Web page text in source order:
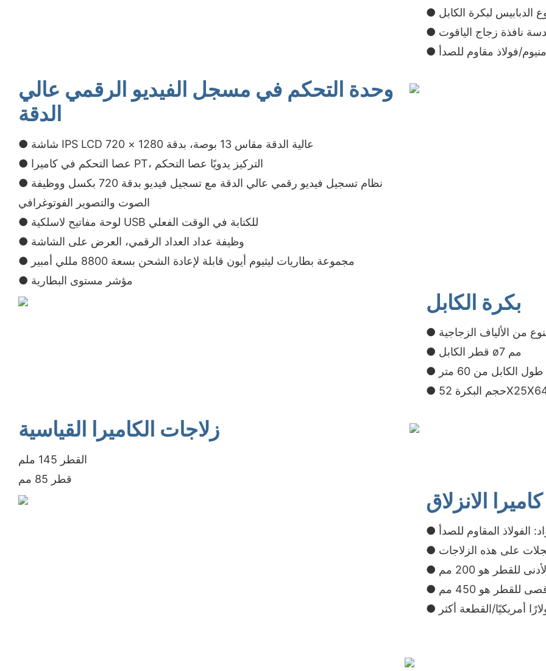
الدبابيس لبكرة الكابل
نافذة زجاج الياقوت
وحدة التحكم في مسجل الفيديو الرقمي عالي
الدقة
● شاشة IPS LCD عالية الدقة مقاس 13 بوصة، بدقة 1280 × 720
● عصا التحكم في كاميرا PT، التركيز يدويًا عصا التحكم
● نظام تسجيل فيديو رقمي عالي الدقة مع تسجيل فيديو بدقة 720 بكسل ووظيفة
الصوت والتصوير الفوتوغرافي
● وظيفة عداد العداد الرقمي، العرض على الشاشة
● مجموعة بطاريات ليثيوم أيون قابلة لإعادة الشحن بسعة 8800 مللي أمبير
بكرة الكابل
● قطر الكابل ø7 مم
● طول الكابل من 60 متر
زلاجات الكاميرا القياسية
القطر 145 ملم
قطر 85 مم
الانزلاق
الفولاذ المقاوم للصدأ
على هذه الزلاجات
للقطر هو 200 مم
للقطر هو 450 مم